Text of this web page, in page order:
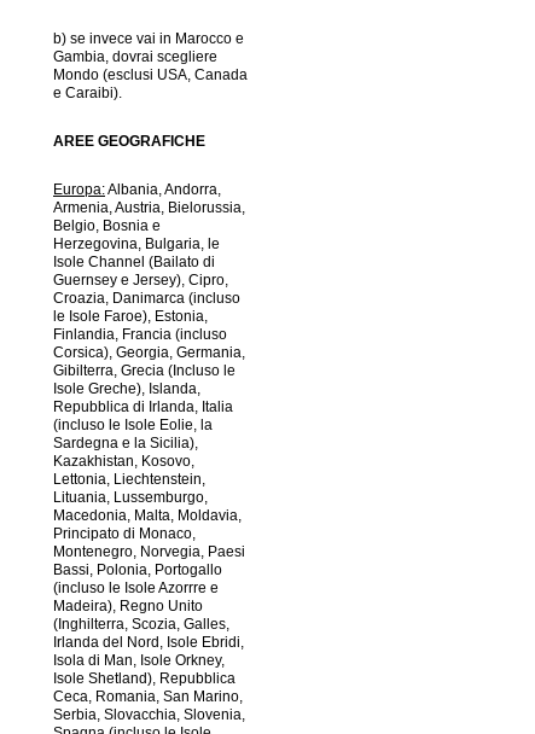
b) se invece vai in Marocco e
Gambia, dovrai scegliere
Mondo (esclusi USA, Canada
e Caraibi).
AREE GEOGRAFICHE
Europa:Albania, Andorra,
Armenia, Austria, Bielorussia,
Belgio, Bosnia e
Herzegovina, Bulgaria, le
Isole Channel (Bailato di
Guernsey e Jersey), Cipro,
Croazia, Danimarca (incluso
le Isole Faroe), Estonia,
Finlandia, Francia (incluso
Corsica), Georgia, Germania,
Gibilterra, Grecia (Incluso le
Isole Greche), Islanda,
Repubblica di Irlanda, Italia
(incluso le Isole Eolie, la
Sardegna e la Sicilia),
Kazakhistan, Kosovo,
Lettonia, Liechtenstein,
Lituania, Lussemburgo,
Macedonia, Malta, Moldavia,
Principato di Monaco,
Montenegro, Norvegia, Paesi
Bassi, Polonia, Portogallo
(incluso le Isole Azorrre e
Madeira), Regno Unito
(Inghilterra, Scozia, Galles,
Irlanda del Nord, Isole Ebridi,
Isola di Man, Isole Orkney,
Isole Shetland), Repubblica
Ceca, Romania, San Marino,
Serbia, Slovacchia, Slovenia,